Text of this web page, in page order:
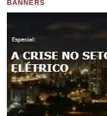
BANNERS